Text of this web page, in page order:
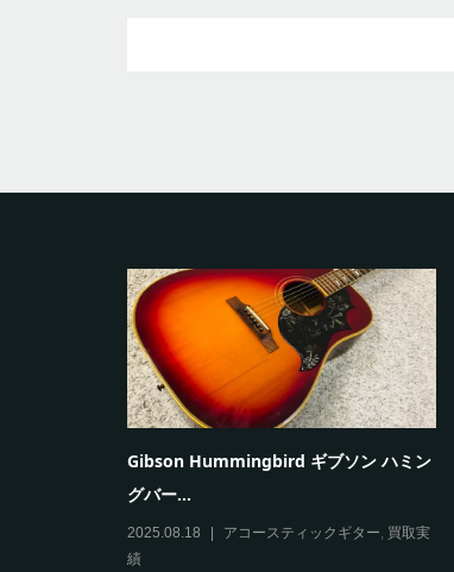
Paul Reed Smith(PRS) SE Custom...
2025.08.09